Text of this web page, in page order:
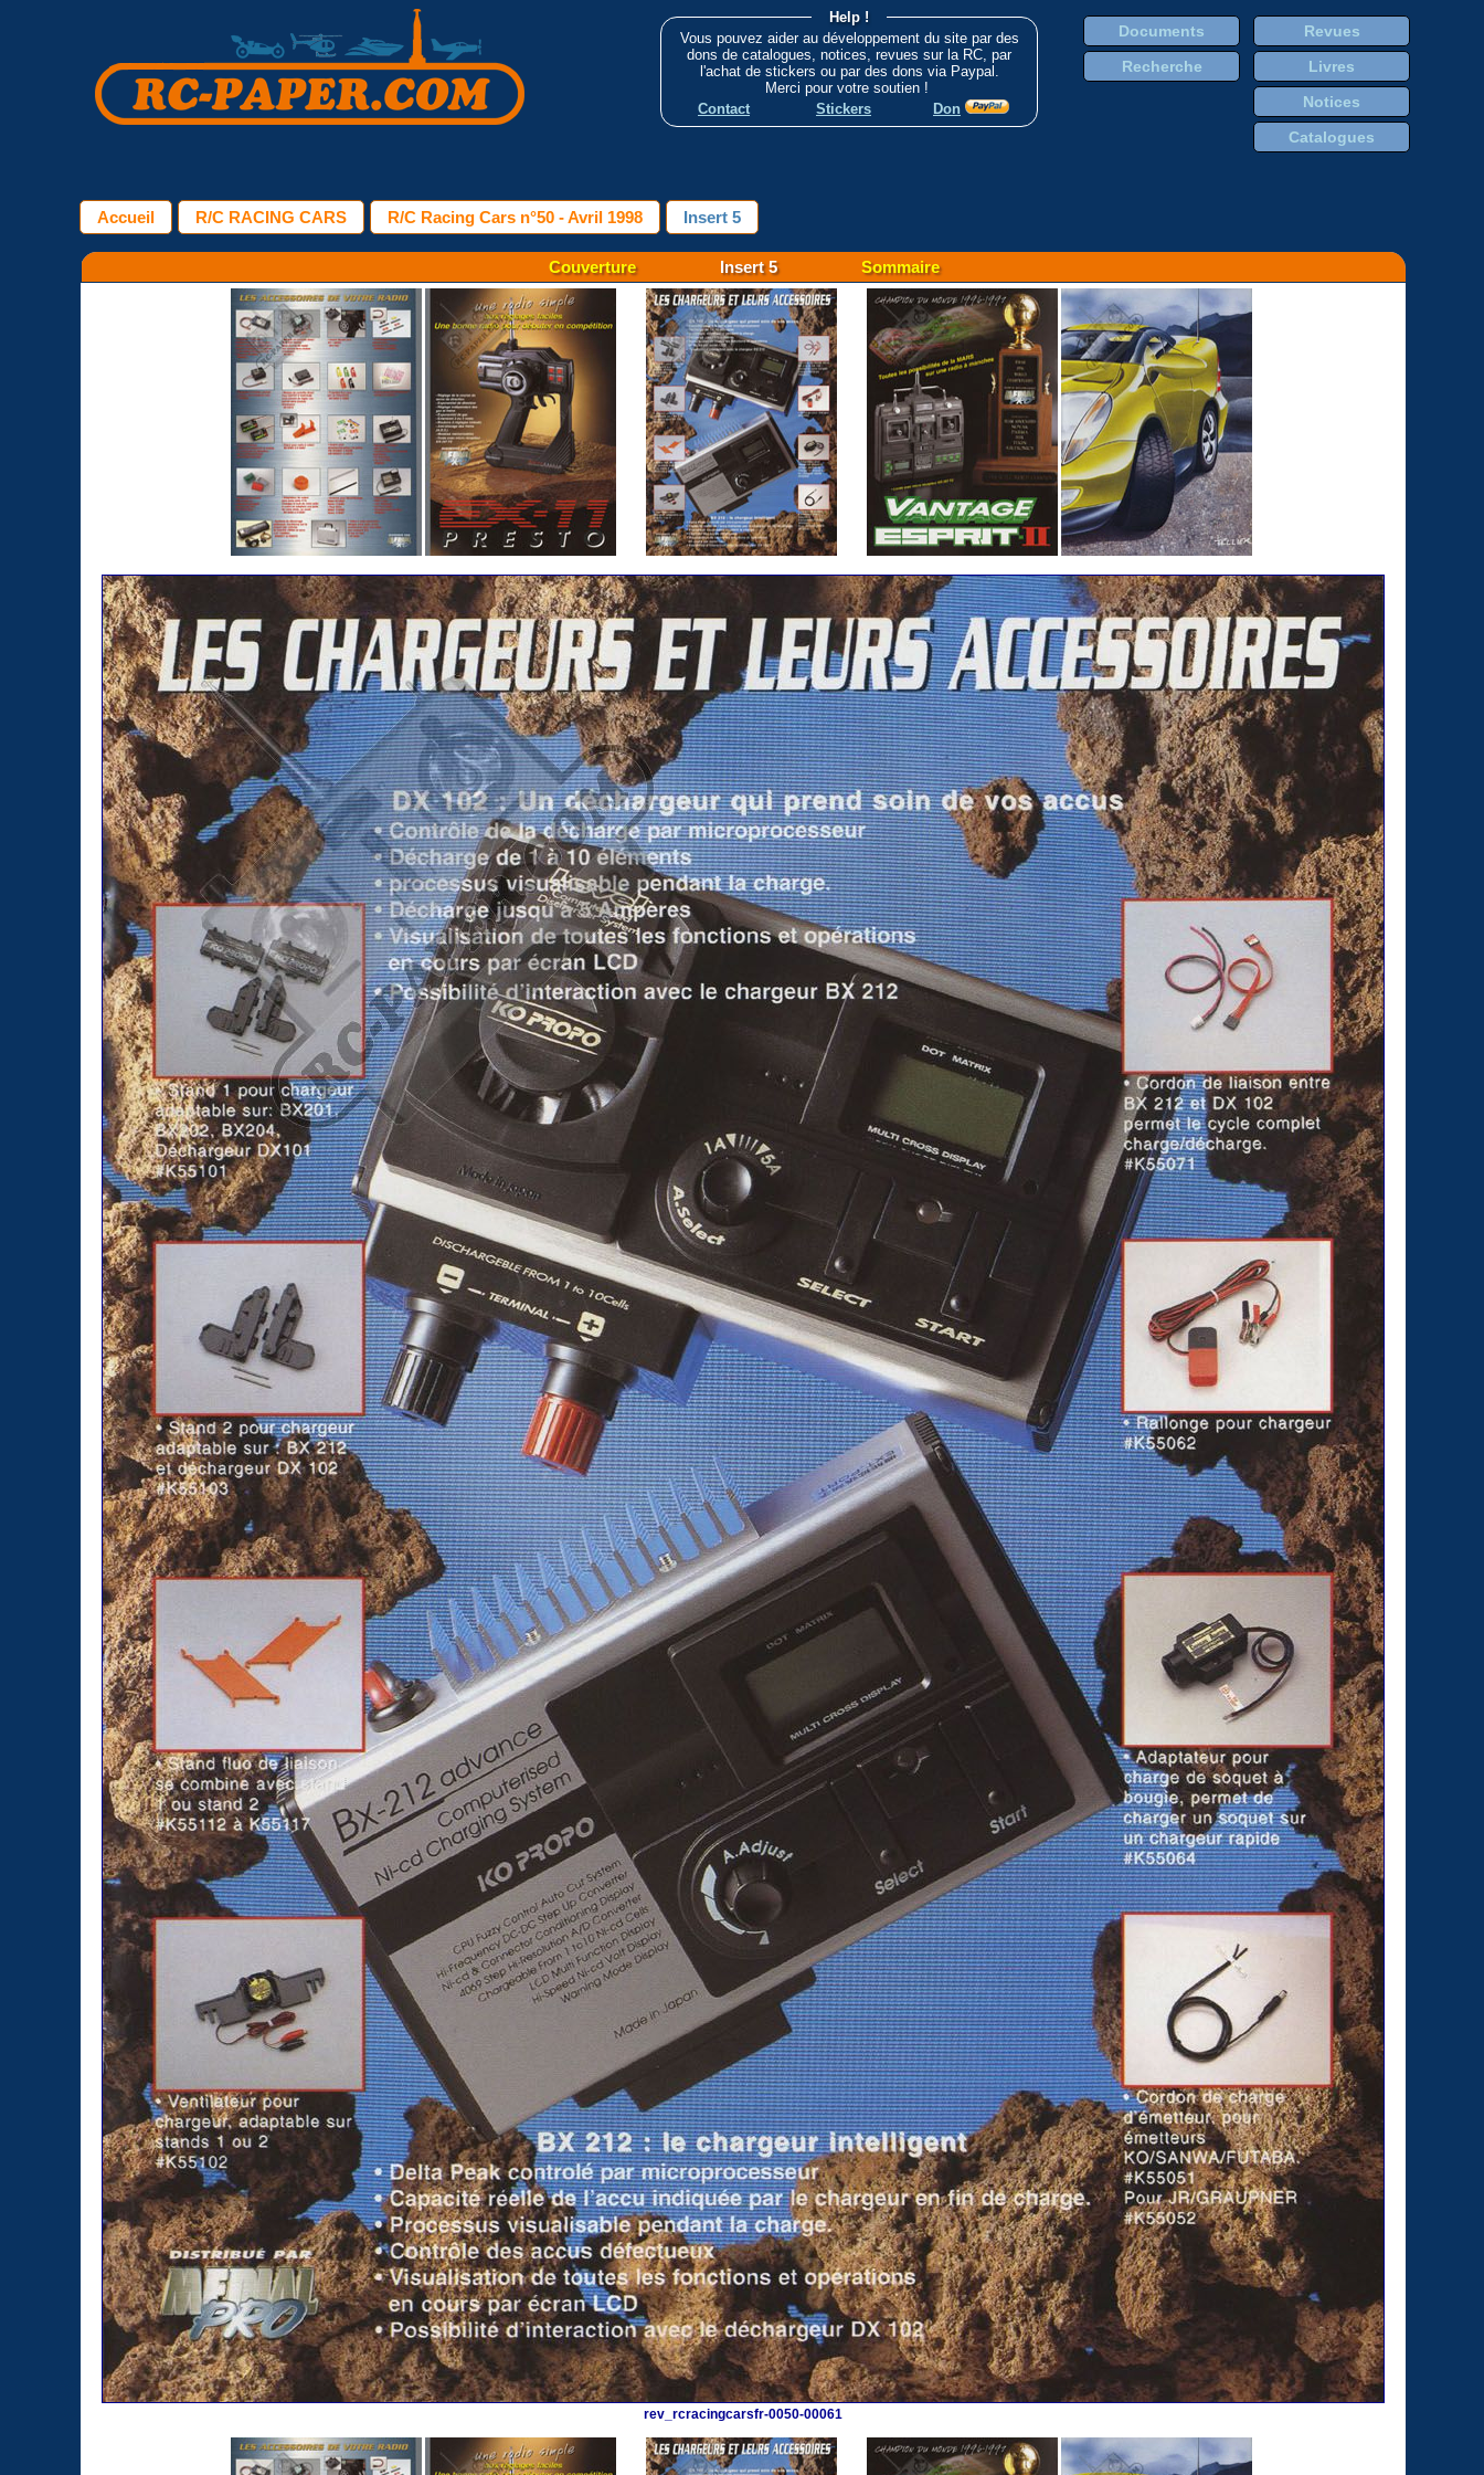
Help !
Vous pouvez aider au développement du site par des
dons de catalogues, notices, revues sur la RC, par
l'achat de stickers ou par des dons via Paypal.
Merci pour votre soutien !
Contact
Stickers Don
Documents
Recherche
Revues
Livres
Notices
Catalogues
Accueil R/C RACING CARS R/C Racing Cars n°50 - Avril 1998 Insert 5
CouvertureInsert 5 Sommaire
rev_rcracingcarsfr-0050-00061